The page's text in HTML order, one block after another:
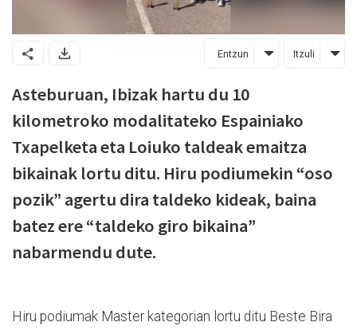
Entzun Itzuli
Asteburuan, Ibizak hartu du 10
kilometroko modalitateko Espainiako
Txapelketa eta Loiuko taldeak emaitza
bikainak lortu ditu. Hiru podiumekin “oso
pozik” agertu dira taldeko kideak, baina
batez ere “taldeko giro bikaina”
nabarmendu dute.
Hiru podiumak Master kategorian lortu ditu Beste Bira